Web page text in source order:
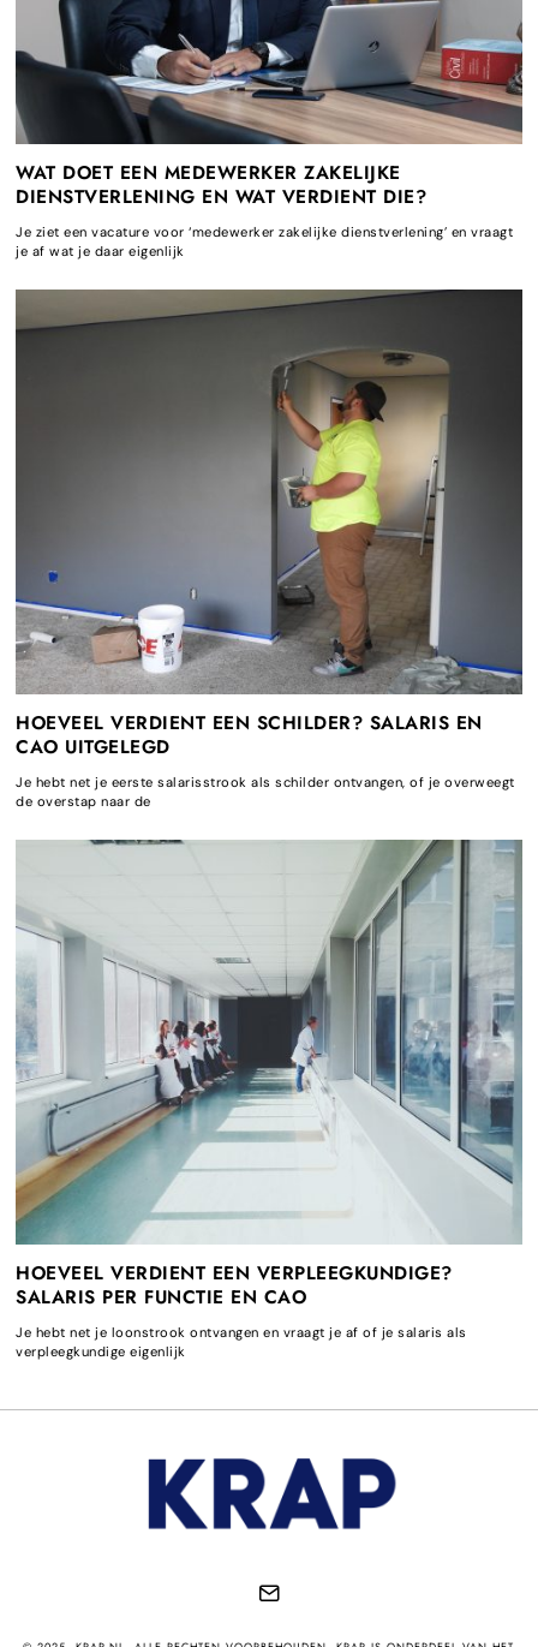
WAT DOET EEN MEDEWERKER ZAKELIJKE
DIENSTVERLENING EN WAT VERDIENT DIE?
Je ziet een vacature voor ‘medewerker zakelijke dienstverlening’ en vraagt
je af wat je daar eigenlijk
HOEVEEL VERDIENT EEN SCHILDER? SALARIS EN
CAO UITGELEGD
Je hebt net je eerste salarisstrook als schilder ontvangen, of je overweegt
de overstap naar de
HOEVEEL VERDIENT EEN VERPLEEGKUNDIGE?
SALARIS PER FUNCTIE EN CAO
Je hebt net je loonstrook ontvangen en vraagt je af of je salaris als
verpleegkundige eigenlijk